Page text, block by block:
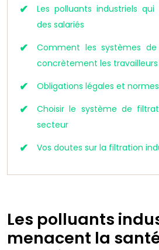
Les polluants industriels
des salariés
Comment les systèmes
concrètement les travailleurs
Obligations légales et
Choisir le système de
secteur
Vos doutes sur la filtration
Les polluants
menacent la